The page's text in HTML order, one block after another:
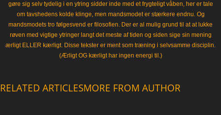
gøre sig selv tydelig i en ytring sidder inde med et frygteligt våben, her er tale
om tavshedens kolde klinge, men mandsmodet er stærkere endnu. Og
mandsmodets tro følgesvend er filosofien. Der er al mulig grund til at at lukke
røven med vigtige ytringer langt det meste af tiden og siden sige sin mening
ærligt ELLER kærligt. Disse tekster er ment som træning i selvsamme disciplin.
(Ærligt OG kærligt har ingen energi til.)
RELATED ARTICLESMORE FROM AUTHOR